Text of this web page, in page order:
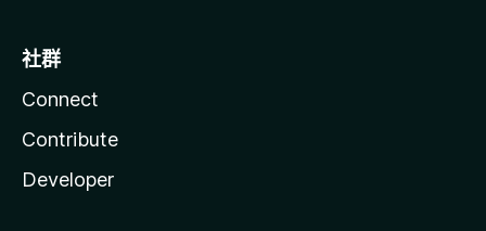
社群
Connect
Contribute
Developer